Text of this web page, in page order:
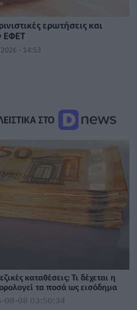
ερωτήσεις και
ΕΦΕΤ
- 14:53
ΣΤΟ
καταθέσεις: Τι δέχεται η
τα ποσά ως εισόδημα
08-08 03:50:34